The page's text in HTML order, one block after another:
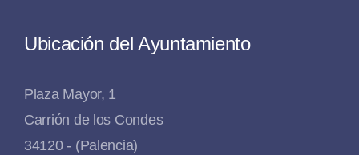
Ubicación del Ayuntamiento
Plaza Mayor, 1
Carrión de los Condes
34120 - (Palencia)